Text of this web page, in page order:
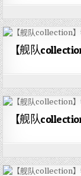
【舰队
【舰队